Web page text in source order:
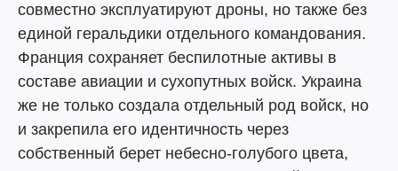
совместно эксплуатируют дроны, но также без
единой геральдики отдельного командования.
Франция сохраняет беспилотные активы в
составе авиации и сухопутных войск. Украина
же не только создала отдельный род войск, но
и закрепила его идентичность через
собственный берет небесно-голубого цвета,